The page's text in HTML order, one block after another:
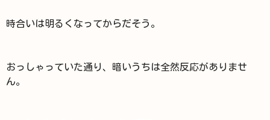
時合いは明るくなってからだそう。
おっしゃっていた通り、暗いうちは全然反応がありませ
ん。